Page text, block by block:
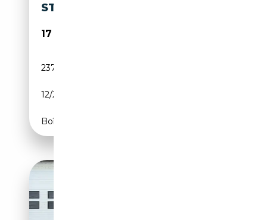
STO
17 950€
237 623 km
12/2013
Boîte automatique